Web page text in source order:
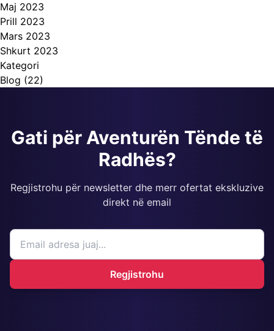
Maj 2023
Prill 2023
Mars 2023
Shkurt 2023
Kategori
Blog (22)
Gati për Aventurën Tënde të
Radhës?
Regjistrohu për newsletter dhe merr ofertat ekskluzive
direkt në email
Regjistrohu